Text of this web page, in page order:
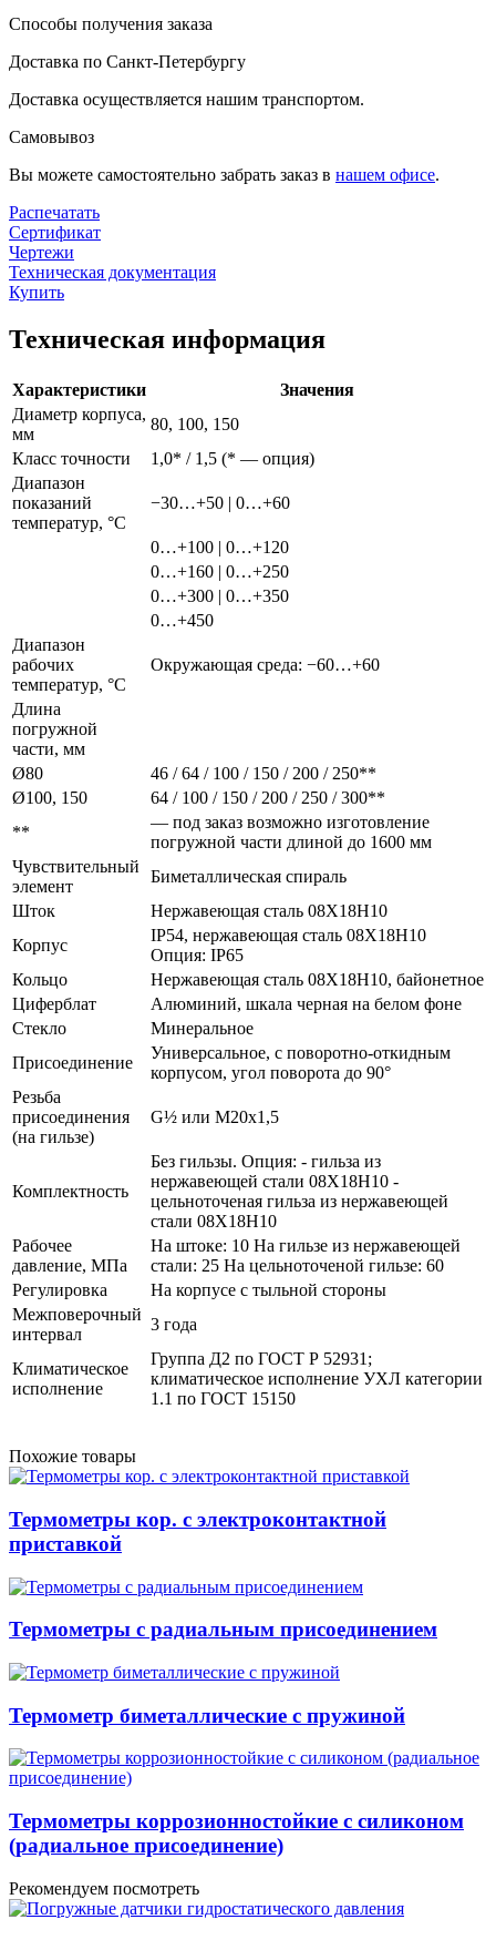
Способы получения заказа
Доставка по Санкт-Петербургу
Доставка осуществляется нашим транспортом.
Самовывоз
Вы можете самостоятельно забрать заказ в нашем офисе.
Распечатать
Сертификат
Чертежи
Техническая документация
Купить
Техническая информация
Характеристики
Значения
Диаметр корпуса,
мм
80, 100, 150
Класс точности
1,0* / 1,5 (* — опция)
Диапазон
показаний
температур, °С
−30…+50 | 0…+60
0…+100 | 0…+120
0…+160 | 0…+250
0…+300 | 0…+350
0…+450
Диапазон
рабочих
температур, °C
Окружающая среда: −60…+60
Длина
погружной
части, мм
Ø80
46 / 64 / 100 / 150 / 200 / 250**
Ø100, 150
64 / 100 / 150 / 200 / 250 / 300**
**
— под заказ возможно изготовление
погружной части длиной до 1600 мм
Чувствительный
элемент
Биметаллическая спираль
Шток
Нержавеющая сталь 08Х18Н10
Корпус
IP54, нержавеющая сталь 08Х18Н10
Опция: IP65
Кольцо
Нержавеющая сталь 08Х18Н10, байонетное
Циферблат
Алюминий, шкала черная на белом фоне
Стекло
Минеральное
Присоединение
Универсальное, с поворотно-откидным
корпусом, угол поворота до 90°
Резьба
присоединения
(на гильзе)
G½ или М20х1,5
Комплектность
Без гильзы. Опция: - гильза из
нержавеющей стали 08Х18Н10 -
цельноточеная гильза из нержавеющей
стали 08Х18Н10
Рабочее
давление, МПа
На штоке: 10 На гильзе из нержавеющей
стали: 25 На цельноточеной гильзе: 60
Регулировка
На корпусе с тыльной стороны
Межповерочный
интервал
3 года
Климатическое
исполнение
Группа Д2 по ГОСТ Р 52931;
климатическое исполнение УХЛ категории
1.1 по ГОСТ 15150
Похожие товары
Термометры кор. с электроконтактной
приставкой
Термометры с радиальным присоединением
Термометр биметаллические с пружиной
Термометры коррозионностойкие с силиконом
(радиальное присоединение)
Рекомендуем посмотреть